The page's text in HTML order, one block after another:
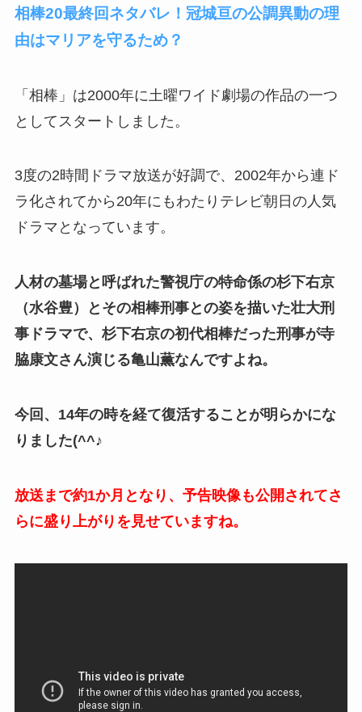
相棒20最終回ネタバレ！冠城亘の公調異動の理
由はマリアを守るため？
「相棒」は2000年に土曜ワイド劇場の作品の一つ
としてスタートしました。
3度の2時間ドラマ放送が好調で、2002年から連ド
ラ化されてから20年にもわたりテレビ朝日の人気
ドラマとなっています。
人材の墓場と呼ばれた警視庁の特命係の杉下右京
（水谷豊）とその相棒刑事との姿を描いた壮大刑
事ドラマで、杉下右京の初代相棒だった刑事が寺
脇康文さん演じる亀山薫なんですよね。
今回、14年の時を経て復活することが明らかにな
りました(^^♪
放送まで約1か月となり、予告映像も公開されてさ
らに盛り上がりを見せていますね。